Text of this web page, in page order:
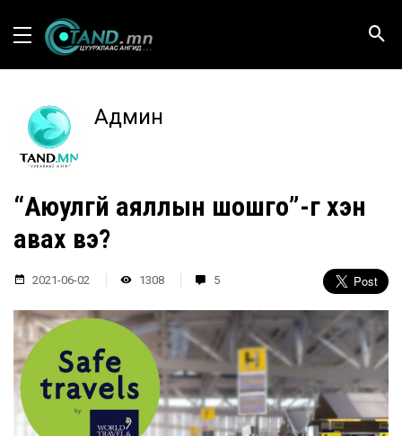
Админ
“Аюулгүй аяллын шошго”-г хэн
авах вэ?
2021-06-02 1308 5